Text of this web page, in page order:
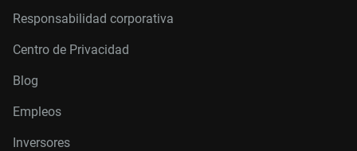
Responsabilidad corporativa
Centro de Privacidad
Blog
Empleos
Inversores